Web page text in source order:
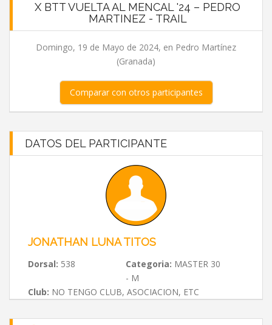
X BTT VUELTA AL MENCAL '24 – PEDRO
MARTINEZ - TRAIL
Domingo, 19 de Mayo de 2024, en Pedro Martínez
(Granada)
Comparar con otros participantes
DATOS DEL PARTICIPANTE
JONATHAN LUNA TITOS
Dorsal: 538 Categoria: MASTER 30
- M
Club: NO TENGO CLUB, ASOCIACION, ETC